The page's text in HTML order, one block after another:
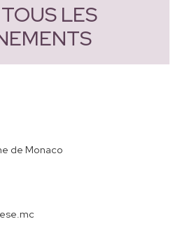
LES
de Monaco